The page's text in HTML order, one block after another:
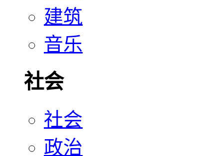
建筑
音乐
社会
社会
政治